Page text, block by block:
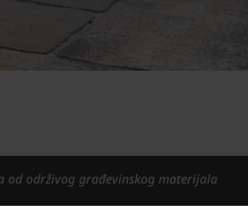
od održivog građevinskog materijala